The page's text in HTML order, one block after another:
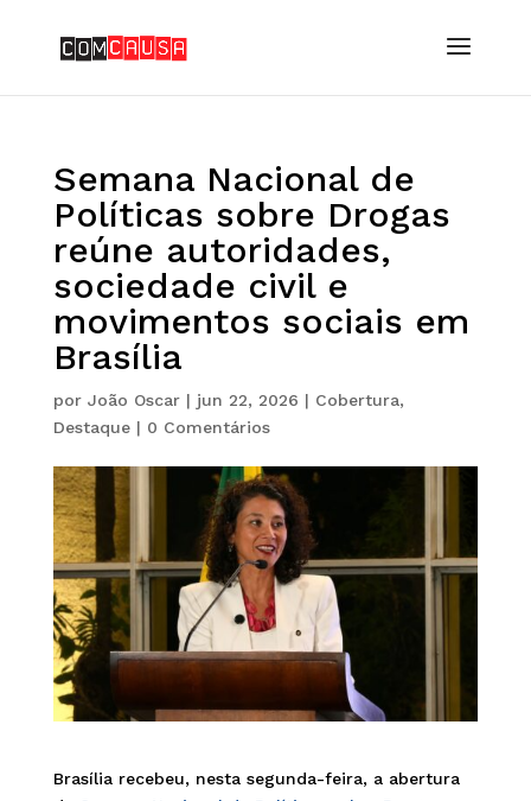
Semana Nacional de
Políticas sobre Drogas
reúne autoridades,
sociedade civil e
movimentos sociais em
Brasília
por João Oscar| jun 22, 2026 | Cobertura,
Destaque| 0 Comentários
Brasília recebeu, nesta segunda-feira, a abertura